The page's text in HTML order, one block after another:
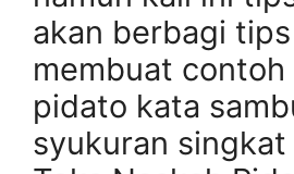
akan berbagi
membuat contoh
pidato kata
syukuran